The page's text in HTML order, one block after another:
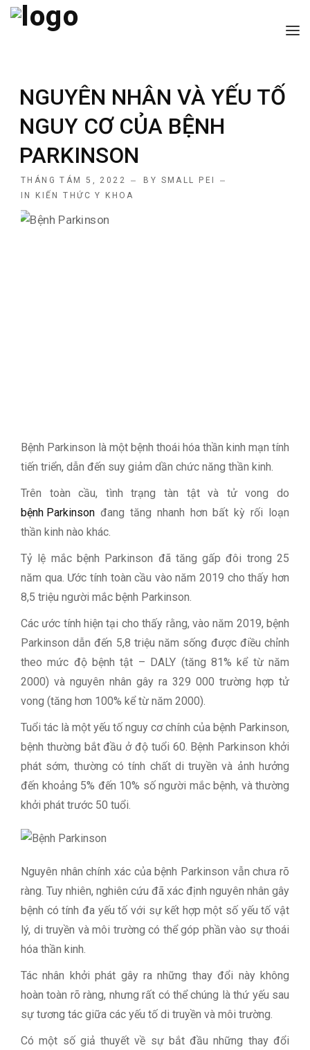
GIỚI THIỆU
CÁC DỊCH VỤ
BÀI VIẾT HAY
LIÊN HỆ
NGUYÊN NHÂN VÀ YẾU TỐ
NGUY CƠ CỦA BỆNH
PARKINSON
THÁNG TÁM 5, 2022 BY SMALL PEI
IN
KIẾN THỨC Y KHOA
Bệnh Parkinson là một bệnh thoái hóa thần kinh mạn tính
tiến triển, dẫn đến suy giảm dần chức năng thần kinh.
Trên toàn cầu, tình trạng tàn tật và tử vong do
bệnh Parkinson đang tăng nhanh hơn bất kỳ rối loạn
thần kinh nào khác.
Tỷ lệ mắc bệnh Parkinson đã tăng gấp đôi trong 25
năm qua. Ước tính toàn cầu vào năm 2019 cho thấy hơn
8,5 triệu người mắc bệnh Parkinson.
Các ước tính hiện tại cho thấy rằng, vào năm 2019, bệnh
Parkinson dẫn đến 5,8 triệu năm sống được điều chỉnh
theo mức độ bệnh tật – DALY (tăng 81% kể từ năm
2000) và nguyên nhân gây ra 329 000 trường hợp tử
vong (tăng hơn 100% kể từ năm 2000).
Tuổi tác là một yếu tố nguy cơ chính của bệnh Parkinson,
bệnh thường bắt đầu ở độ tuổi 60. Bệnh Parkinson khởi
phát sớm, thường có tính chất di truyền và ảnh hưởng
đến khoảng 5% đến 10% số người mắc bệnh, và thường
khởi phát trước 50 tuổi.
Nguyên nhân chính xác của bệnh Parkinson vẫn chưa rõ
ràng. Tuy nhiên, nghiên cứu đã xác định nguyên nhân gây
bệnh có tính đa yếu tố với sự kết hợp một số yếu tố vật
lý, di truyền và môi trường có thể góp phần vào sự thoái
hóa thần kinh.
Tác nhân khởi phát gây ra những thay đổi này không
hoàn toàn rõ ràng, nhưng rất có thể chúng là thứ yếu sau
sự tương tác giữa các yếu tố di truyền và môi trường.
Có một số giả thuyết về sự bắt đầu những thay đổi